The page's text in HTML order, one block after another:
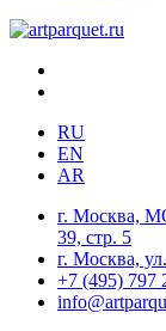
RU
EN
AR
г. Москва,
39, стр. 5
г. Москва,
+7 (495) 797